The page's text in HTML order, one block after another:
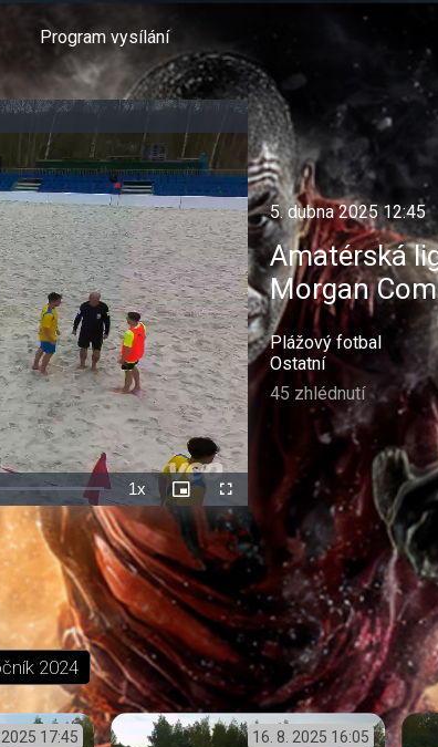
Program vysílání
1xRychlost
přehrávání
Picture-
in-
Picture
Celá
obrazovka
5. dubna 2025 12:45
Amatérská
Morgan
Plážový fotbal
Ostatní
45 zhlédnutí
2024
17:45 16. 8. 2025 16:05